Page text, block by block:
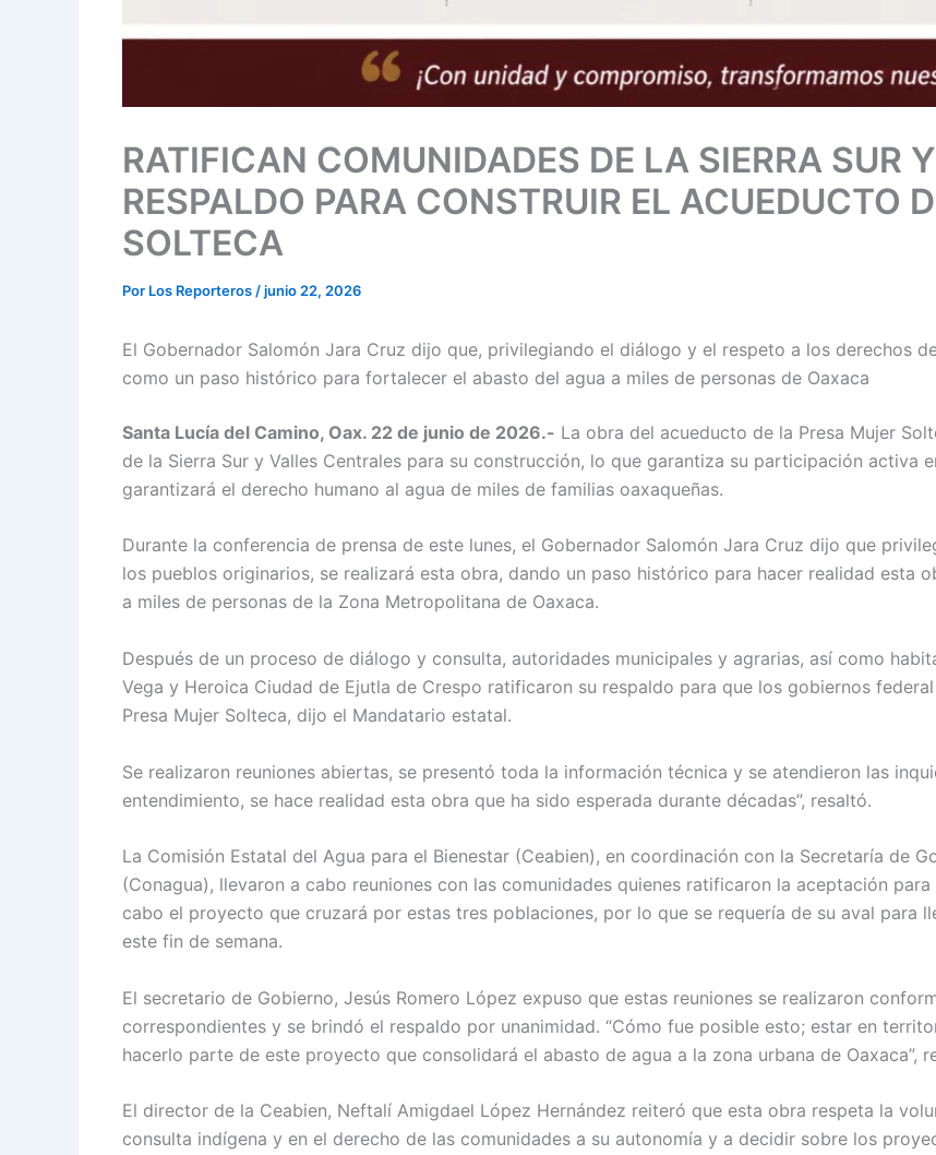
RATIFICAN COMUNIDADES DE LA SIERRA SUR
RESPALDO PARA CONSTRUIR EL ACUEDUCTO
SOLTECA
Por Los Reporteros /junio 22, 2026
El Gobernador Salomón Jara Cruz dijo que, privilegiando el diálogo y el respeto a los derechos
como un paso histórico para fortalecer el abasto del agua a miles de personas de Oaxaca
Santa Lucía del Camino, Oax. 22 de junio de 2026.- La obra del acueducto de la Presa Mujer
de la Sierra Sur y Valles Centrales para su construcción, lo que garantiza su participación activa
garantizará el derecho humano al agua de miles de familias oaxaqueñas.
Durante la conferencia de prensa de este lunes, el Gobernador Salomón Jara Cruz dijo que
los pueblos originarios, se realizará esta obra, dando un paso histórico para hacer realidad esta
a miles de personas de la Zona Metropolitana de Oaxaca.
Después de un proceso de diálogo y consulta, autoridades municipales y agrarias, así como
Vega y Heroica Ciudad de Ejutla de Crespo ratificaron su respaldo para que los gobiernos
Presa Mujer Solteca, dijo el Mandatario estatal.
Se realizaron reuniones abiertas, se presentó toda la información técnica y se atendieron las
entendimiento, se hace realidad esta obra que ha sido esperada durante décadas”, resaltó.
La Comisión Estatal del Agua para el Bienestar (Ceabien), en coordinación con la Secretaría de
(Conagua), llevaron a cabo reuniones con las comunidades quienes ratificaron la aceptación
cabo el proyecto que cruzará por estas tres poblaciones, por lo que se requería de su aval para
este fin de semana.
El secretario de Gobierno, Jesús Romero López expuso que estas reuniones se realizaron
correspondientes y se brindó el respaldo por unanimidad. “Cómo fue posible esto; estar en
hacerlo parte de este proyecto que consolidará el abasto de agua a la zona urbana de Oaxaca”,
El director de la Ceabien, Neftalí Amigdael López Hernández reiteró que esta obra respeta la
consulta indígena y en el derecho de las comunidades a su autonomía y a decidir sobre los